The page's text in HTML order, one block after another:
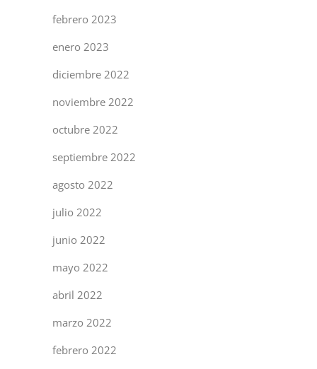
febrero 2023
enero 2023
diciembre 2022
noviembre 2022
octubre 2022
septiembre 2022
agosto 2022
julio 2022
junio 2022
mayo 2022
abril 2022
marzo 2022
febrero 2022